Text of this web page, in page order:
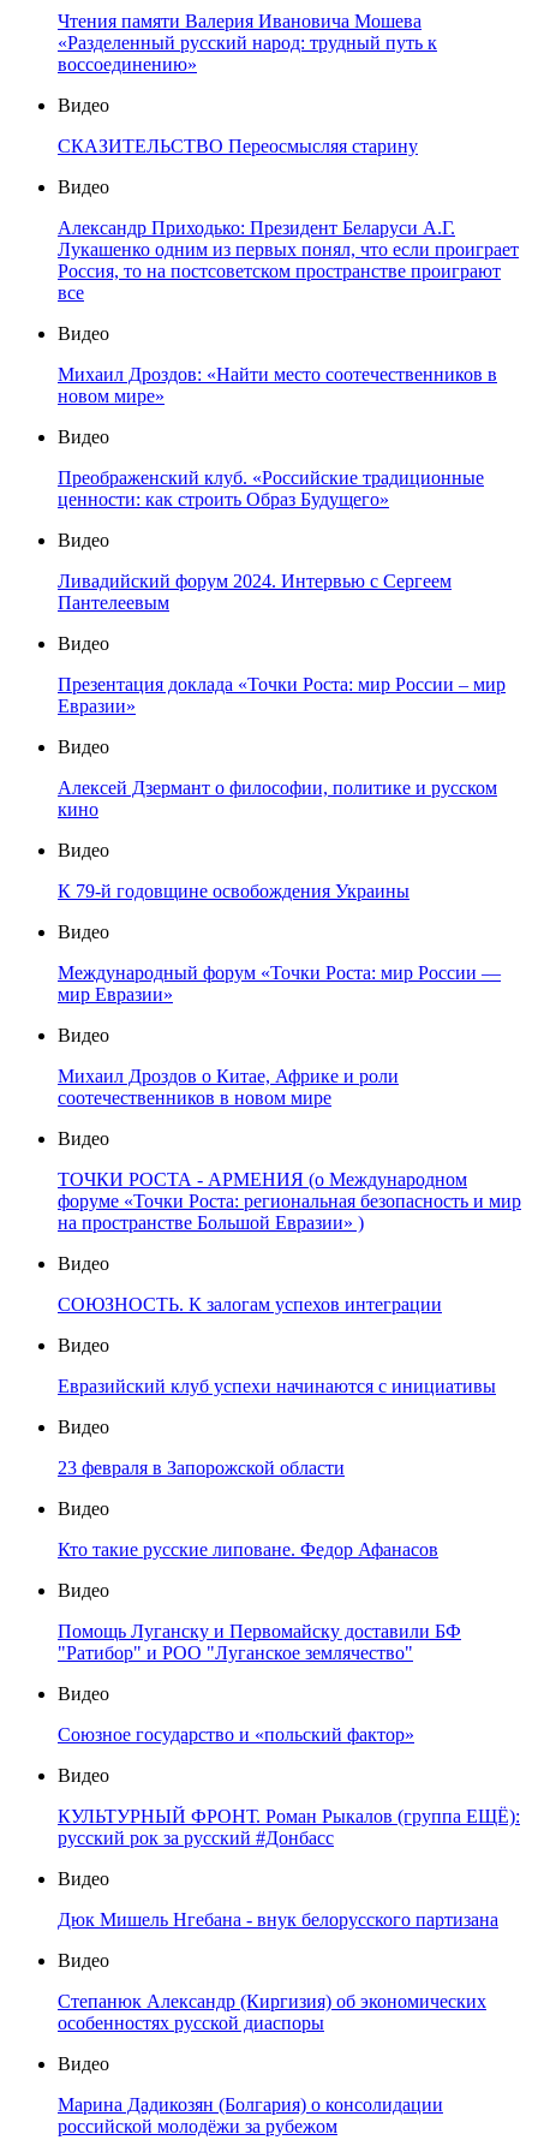
Чтения памяти Валерия Ивановича Мошева
«Разделенный русский народ: трудный путь к
воссоединению»
Видео
СКАЗИТЕЛЬСТВО Переосмысляя старину
Видео
Александр Приходько: Президент Беларуси А.Г.
Лукашенко одним из первых понял, что если проиграет
Россия, то на постсоветском пространстве проиграют
все
Видео
Михаил Дроздов: «Найти место соотечественников в
новом мире»
Видео
Преображенский клуб. «Российские традиционные
ценности: как строить Образ Будущего»
Видео
Ливадийский форум 2024. Интервью с Сергеем
Пантелеевым
Видео
Презентация доклада «Точки Роста: мир России – мир
Евразии»
Видео
Алексей Дзермант о философии, политике и русском
кино
Видео
К 79-й годовщине освобождения Украины
Видео
Международный форум «Точки Роста: мир России —
мир Евразии»
Видео
Михаил Дроздов о Китае, Африке и роли
соотечественников в новом мире
Видео
ТОЧКИ РОСТА - АРМЕНИЯ (о Международном
форуме «Точки Роста: региональная безопасность и мир
на пространстве Большой Евразии» )
Видео
СОЮЗНОСТЬ. К залогам успехов интеграции
Видео
Евразийский клуб успехи начинаются с инициативы
Видео
23 февраля в Запорожской области
Видео
Кто такие русские липоване. Федор Афанасов
Видео
Помощь Луганску и Первомайску доставили БФ
"Ратибор" и РОО "Луганское землячество"
Видео
Союзное государство и «польский фактор»
Видео
КУЛЬТУРНЫЙ ФРОНТ. Роман Рыкалов (группа ЕЩЁ):
русский рок за русский #Донбасс
Видео
Дюк Мишель Нгебана - внук белорусского партизана
Видео
Степанюк Александр (Киргизия) об экономических
особенностях русской диаспоры
Видео
Марина Дадикозян (Болгария) о консолидации
российской молодёжи за рубежом